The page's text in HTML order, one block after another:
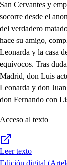
San Cervantes y
socorre desde el
del verdadero
hace su amigo,
Leonarda y la casa
equívocos. Tras
Madrid, don Luis
Leonarda y don
don Fernando con
Acceso al texto
Leer texto
Edición digital